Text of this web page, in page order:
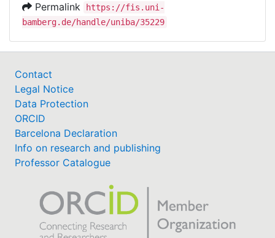
Permalink
https://fis.uni-
bamberg.de/handle/uniba/35229
Contact
Legal Notice
Data Protection
ORCID
Barcelona Declaration
Info on research and publishing
Professor Catalogue